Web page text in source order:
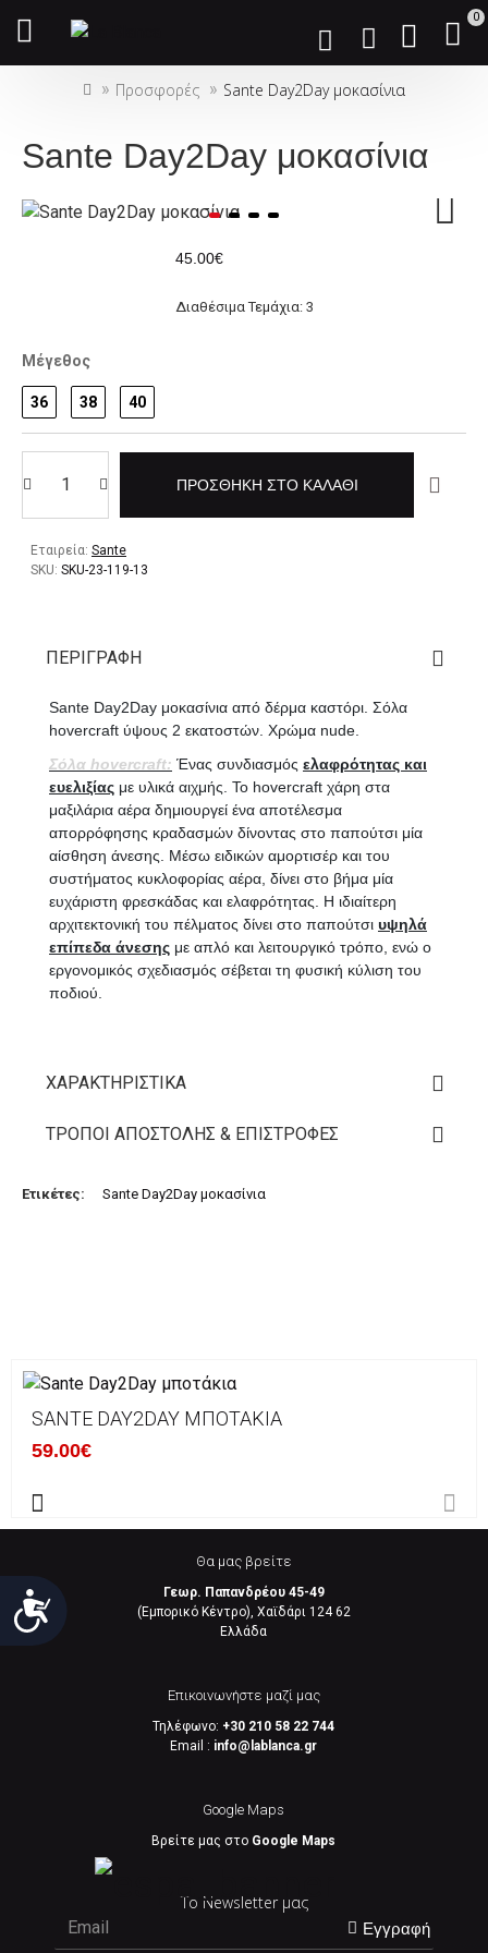
Αυτός
ο
ιστότοπος
ένα
σύστημα
προσβασιμότητας.
Προσιτότητα
0
Προσφορές Sante Day2Day μοκασίνια
Sante Day2Day μοκασίνια
Εταιρεία: Sante
SKU: SKU-23-119-13
45.00€
Διαθέσιμα Τεμάχια: 3
Μέγεθος
36 38 40
ΠΡΟΣΘΉΚΗ ΣΤΟ ΚΑΛΆΘΙ
ΠΕΡΙΓΡΑΦΉ
Sante Day2Day μοκασίνια από δέρμα καστόρι. Σόλα
hovercraft ύψους 2 εκατοστών. Χρώμα nude.
Σόλα hovercraft: Ένας συνδιασμός ελαφρότητας και
ευελιξίας με υλικά αιχμής. Το hovercraft χάρη στα
μαξιλάρια αέρα δημιουργεί ένα αποτέλεσμα
απορρόφησης κραδασμών δίνοντας στο παπούτσι μία
αίσθηση άνεσης. Μέσω ειδικών αμορτισέρ και του
συστήματος κυκλοφορίας αέρα, δίνει στο βήμα μία
ευχάριστη φρεσκάδας και ελαφρότητας. Η ιδιαίτερη
αρχιτεκτονική του πέλματος δίνει στο παπούτσι υψηλά
επίπεδα άνεσης με απλό και λειτουργικό τρόπο, ενώ ο
εργονομικός σχεδιασμός σέβεται τη φυσική κύλιση του
ποδιού.
ΧΑΡΑΚΤΗΡΙΣΤΙΚΆ
ΤΡΌΠΟΙ ΑΠΟΣΤΟΛΉΣ & ΕΠΙΣΤΡΟΦΈΣ
Ετικέτες: Sante Day2Day μοκασίνια
SANTE DAY2DAY ΜΠΟΤΆΚΙΑ
59.00€
Θα μας βρείτε
Γεωρ. Παπανδρέου 45-49
(Εμπορικό Κέντρο), Χαϊδάρι 124 62
Eλλάδα
Επικοινωνήστε μαζί μας
Τηλέφωνο: +30 210 58 22 744
Email : info@lablanca.gr
Google Maps
Βρείτε μας στο Google Maps
Το Newsletter μας
Εγγραφή